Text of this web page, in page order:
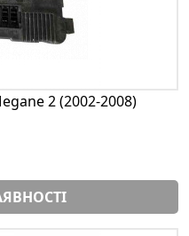
2 (2002-2008)